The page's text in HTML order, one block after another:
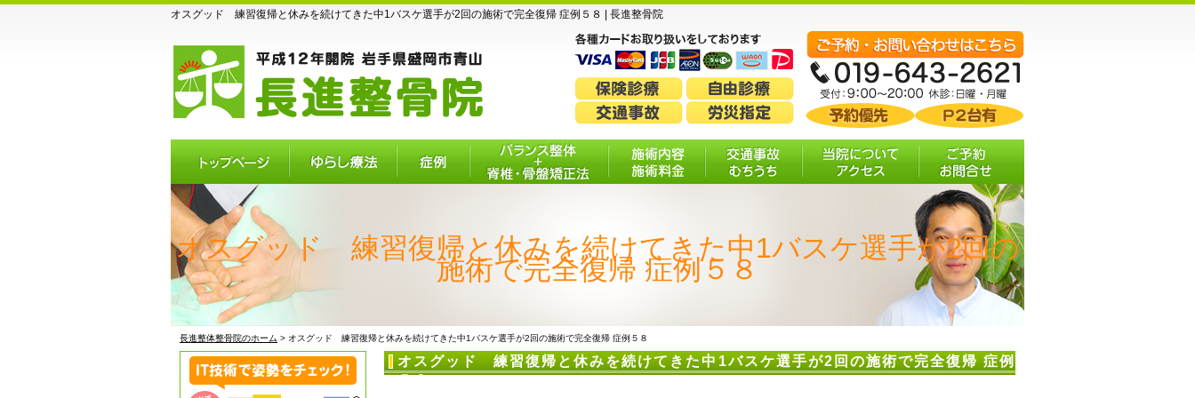
オスグッド 練習復帰と休みを続けてきた中1バスケ選手が2回の施術で完全復帰 症例５８ | 長進整骨院
ゆらし療法 症例
バランス整体＋脊
椎・骨盤矯正法
施術内容・施
術料金
交通事故・む
ちうち
当院について・ア
クセス
ご予約 お問合せ
オスグッド 練習復帰と休みを続けてきた中1バスケ選手が2回の
施術で完全復帰 症例５８
長進整体整骨院のホーム > オスグッド 練習復帰と休みを続けてきた中1バスケ選手が2回の施術で完全復帰 症例５８
オスグッド 練習復帰と休みを続けてきた中1バスケ選手が2回の施術で完全復帰 症例
５８